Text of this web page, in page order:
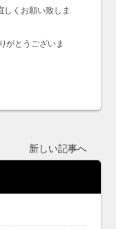
しくお願い致しま
がとうございま
新しい記事へ